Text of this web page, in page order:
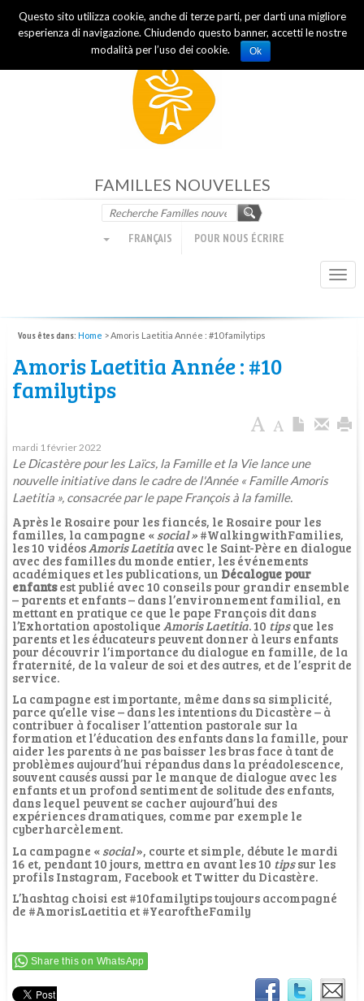
Mouvement des Focolari
FAMILLES NOUVELLES
FRANÇAIS POUR NOUS ÉCRIRE
Vous êtes dans: Home >Amoris Laetitia Année : #10 familytips
Amoris Laetitia Année : #10
familytips
mardi 1 février 2022
Le Dicastère pour les Laïcs, la Famille et la Vie lance une
nouvelle initiative dans le cadre de l'Année « Famille Amoris
Laetitia », consacrée par le pape François à la famille.
Après le Rosaire pour les fiancés, le Rosaire pour les
familles, la campagne « social » #WalkingwithFamilies,
les 10 vidéos Amoris Laetitia avec le Saint-Père en dialogue
avec des familles du monde entier, les événements
académiques et les publications, un Décalogue pour
enfantsest publié avec 10 conseils pour grandir ensemble
– parents et enfants – dans l’environnement familial, en
mettant en pratique ce que le pape François dit dans
l’Exhortation apostolique Amoris Laetitia. 10 tipsque les
parents et les éducateurs peuvent donner à leurs enfants
pour découvrir l’importance du dialogue en famille, de la
fraternité, de la valeur de soi et des autres, et de l’esprit de
service.
La campagne est importante, même dans sa simplicité,
parce qu’elle vise – dans les intentions du Dicastère – à
contribuer à focaliser l’attention pastorale sur la
formation et l’éducation des enfants dans la famille, pour
aider les parents à ne pas baisser les bras face à tant de
problèmes aujourd’hui répandus dans la préadolescence,
souvent causés aussi par le manque de dialogue avec les
enfants et un profond sentiment de solitude des enfants,
dans lequel peuvent se cacher aujourd’hui des
expériences dramatiques, comme par exemple le
cyberharcèlement.
La campagne « social», courte et simple, débute le mardi
16 et, pendant 10 jours, mettra en avant les 10 tipssur les
profils Instagram, Facebook et Twitter du Dicastère.
L’hashtag choisi est #10familytips toujours accompagné
de #AmorisLaetitia et #YearoftheFamily
Share this on WhatsApp
Questo sito utilizza cookie, anche di terze parti, per darti una migliore
esperienza di navigazione. Chiudendo questo banner, accetti le nostre
modalità per l’uso dei cookie.
Ok